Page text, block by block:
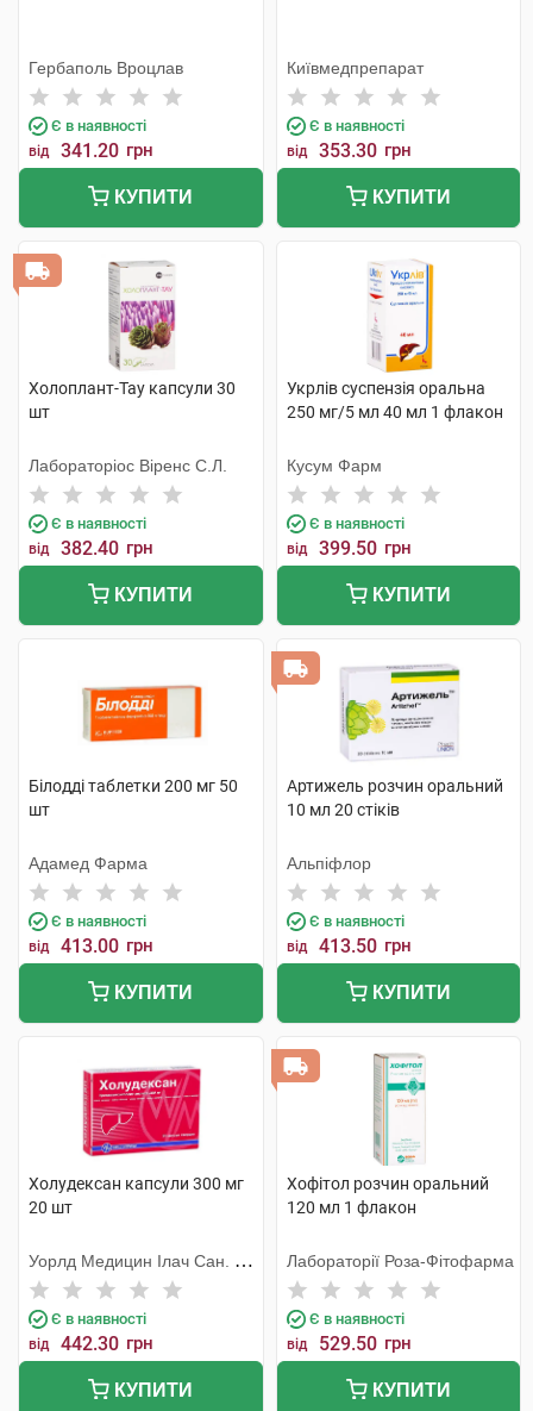
Гербаполь Вроцлав
Є в наявності
від 341.20 грн
КУПИТИ
Київмедпрепарат
Є в наявності
від 353.30 грн
КУПИТИ
Холоплант-Тау капсули 30
шт
Лабораторіос Віренс С.Л.
Є в наявності
від 382.40 грн
КУПИТИ
Укрлів суспензія оральна
250 мг/5 мл 40 мл 1 флакон
Кусум Фарм
Є в наявності
від 399.50 грн
КУПИТИ
Білодді таблетки 200 мг 50
шт
Адамед Фарма
Є в наявності
від 413.00 грн
КУПИТИ
Артижель розчин оральний
10 мл 20 стіків
Альпіфлор
Є в наявності
від 413.50 грн
КУПИТИ
Холудексан капсули 300 мг
20 шт
Уорлд Медицин Ілач Сан. Ве
Тідж
Є в наявності
від 442.30 грн
КУПИТИ
Хофітол розчин оральний
120 мл 1 флакон
Лабораторії Роза-Фітофарма
Є в наявності
від 529.50 грн
КУПИТИ